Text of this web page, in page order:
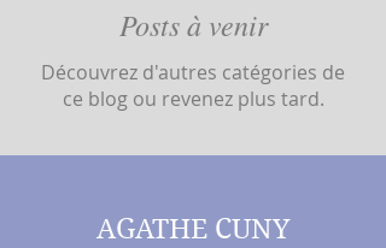
Posts à venir
Découvrez d'autres catégories de
ce blog ou revenez plus tard.
AGATHE CUNY